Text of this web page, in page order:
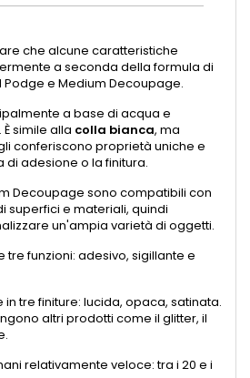
che alcune caratteristiche
a seconda della formula di
e Medium Decoupage.
a base di acqua e
simile alla colla bianca, ma
conferiscono proprietà uniche e
adesione o la finitura.
Decoupage sono compatibili con
superfici e materiali, quindi
un'ampia varietà di oggetti.
tre funzioni: adesivo, sigillante e
in tre finiture: lucida, opaca, satinata.
altri prodotti come il glitter, il
relativamente veloce: tra i 20 e i